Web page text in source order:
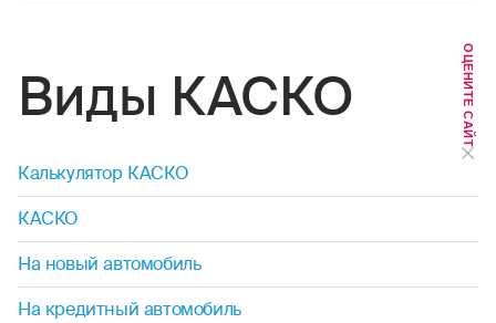
Виды КАСКО
Калькулятор КАСКО
КАСКО
На новый автомобиль
На кредитный автомобиль
ОЦЕНИТЕ САЙТ